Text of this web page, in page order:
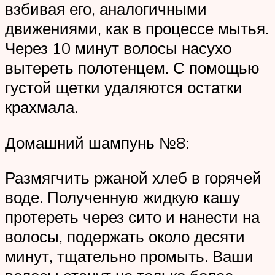
взбивая его, аналогичными
движениями, как в процессе мытья.
Через 10 минут волосы насухо
вытереть полотенцем. С помощью
густой щетки удаляются остатки
крахмала.
Домашний шампунь №8:
Размягчить ржаной хлеб в горячей
воде. Полученную жидкую кашу
протереть через сито и нанести на
волосы, подержать около десяти
минут, тщательно промыть. Ваши